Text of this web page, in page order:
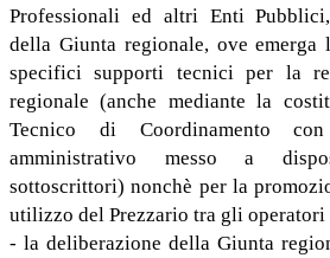
Professionali ed altri Enti
della Giunta regionale, ove emerga
specifici supporti tecnici per la
regionale (anche mediante la
Tecnico di Coordinamento
amministrativo messo a
sottoscrittori) nonchè per la
utilizzo del Prezzario tra gli operatori
- la deliberazione della Giunta